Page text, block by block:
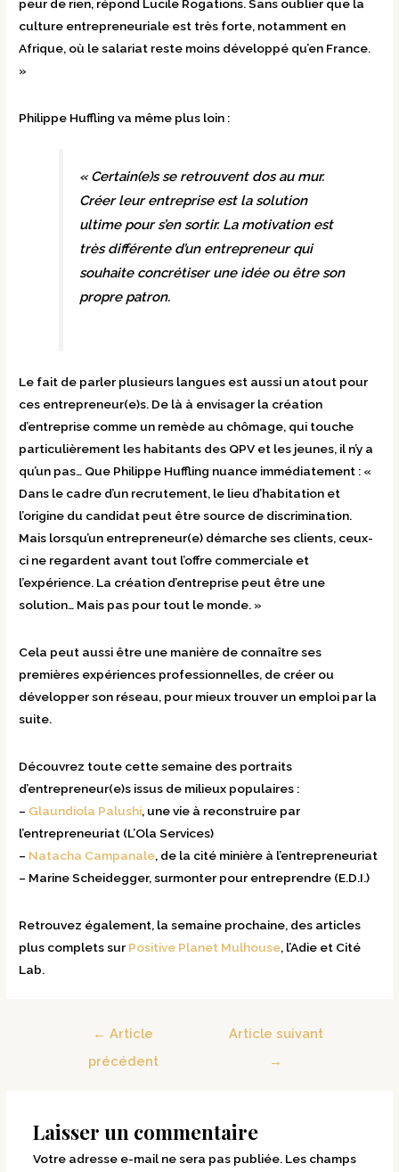
peur de rien, répond Lucile Rogations. Sans oublier que la
culture entrepreneuriale est très forte, notamment en
Afrique, où le salariat reste moins développé qu’en France.
»
Philippe Huffling va même plus loin :
« Certain(e)s se retrouvent dos au mur.
Créer leur entreprise est la solution
ultime pour s’en sortir. La motivation est
très différente d’un entrepreneur qui
souhaite concrétiser une idée ou être son
propre patron.
Le fait de parler plusieurs langues est aussi un atout pour
ces entrepreneur(e)s. De là à envisager la création
d’entreprise comme un remède au chômage, qui touche
particulièrement les habitants des QPV et les jeunes, il n’y a
qu’un pas… Que Philippe Huffling nuance immédiatement : «
Dans le cadre d’un recrutement, le lieu d’habitation et
l’origine du candidat peut être source de discrimination.
Mais lorsqu’un entrepreneur(e) démarche ses clients, ceux-
ci ne regardent avant tout l’offre commerciale et
l’expérience. La création d’entreprise peut être une
solution… Mais pas pour tout le monde. »
Cela peut aussi être une manière de connaître ses
premières expériences professionnelles, de créer ou
développer son réseau, pour mieux trouver un emploi par la
suite.
Découvrez toute cette semaine des portraits
d’entrepreneur(e)s issus de milieux populaires :
– Glaundiola Palushi, une vie à reconstruire par
l’entrepreneuriat (L’Ola Services)
– Natacha Campanale, de la cité minière à l’entrepreneuriat
– Marine Scheidegger, surmonter pour entreprendre (E.D.I.)
Retrouvez également, la semaine prochaine, des articles
plus complets sur Positive Planet Mulhouse, l’Adie et Cité
Lab.
← Article
précédent
Article suivant
→
Laisser un commentaire
Votre adresse e-mail ne sera pas publiée.Les champs